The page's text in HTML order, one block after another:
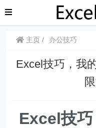
主页 办公技巧
​​Excel技巧，我
​​Excel技